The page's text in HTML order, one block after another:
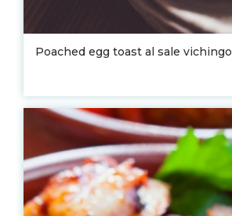
Poached egg toast al sale vichingo